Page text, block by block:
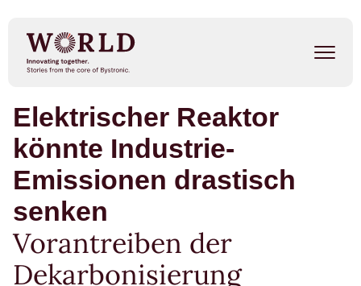
Inhalt
Success Stories
Our People
Trends
Elektrischer Reaktor
könnte Industrie-
Emissionen drastisch
senken
Vorantreiben der
Dekarbonisierung